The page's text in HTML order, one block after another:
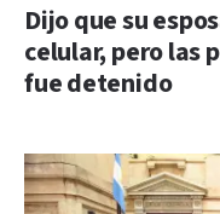
Dijo que su
celular, pero las
fue detenido